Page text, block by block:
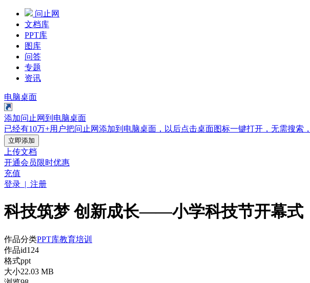
问止网
文档库
PPT库
图库
问答
专题
资讯
电脑桌面
添加问止网到电脑桌面
已经有10万+用户把问止网添加到电脑桌面，以后点击桌面图标一键打开，无需搜索
立即添加
上传文档
开通会员限时优惠
充值
登录 | 注册
科技筑梦 创新成长——小学科技节开幕式
作品分类PPT库教育培训
作品id124
格式ppt
大小22.03 MB